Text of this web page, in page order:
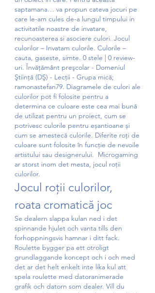
saptamana… va propun cateva jocuri pe
care le-am cules de-a lungul timpului in
activitatile noastre de invatare,
recunoasterea si asociere culori. Jocul
culorilor – Invatam culorile. Culorile –
cauta, gaseste, simte. 0 stele | 0 review-
uri. Învăţământ preşcolar - Domeniul
Ştiinţă (DŞ) - Lecţii - Grupa mică;
ramonastefan79. Diagramele de culori ale
culorilor pot fi folosite pentru a
determina ce culoare este cea mai bună
de utilizat pentru un proiect, cum se
potrivesc culorile pentru eșantioane și
cum se amestecă culorile. Diferite roți de
culoare sunt folosite în funcție de nevoile
artistului sau designerului.  Microgaming
ar storst inom det mesta, jocul roții
culorilor.
Jocul roții culorilor,
roata cromatică joc
Se dealern slappa kulan ned i det
spinnande hjulet och vanta tills den
forhoppningsvis hamnar i ditt fack.
Roulette bygger pa ett otroligt
grundlaggande koncept och i och med
det ar det helt enkelt inte lika kul att
spela roulette med datoranimerade
grafik och datorn som dealer. Vill du